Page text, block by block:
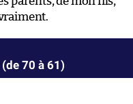
70 à 61)